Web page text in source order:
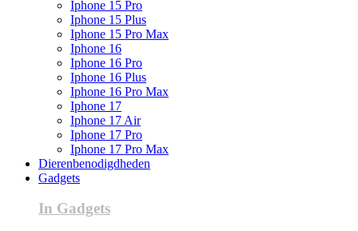
Iphone 15 Pro
Iphone 15 Plus
Iphone 15 Pro Max
Iphone 16
Iphone 16 Pro
Iphone 16 Plus
Iphone 16 Pro Max
Iphone 17
Iphone 17 Air
Iphone 17 Pro
Iphone 17 Pro Max
Dierenbenodigdheden
Gadgets
In Gadgets